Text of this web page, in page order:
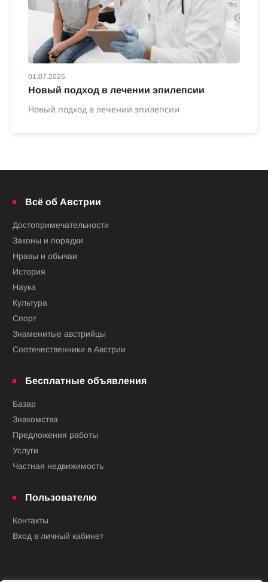
01.07.2025
Новый подход в лечении эпилепсии
Новый подход в лечении эпилепсии
Всё об Австрии
Достопримечательности
Законы и порядки
Нравы и обычаи
История
Наука
Культура
Спорт
Знаменитые австрийцы
Соотечественники в Австрии
Бесплатные объявления
Базар
Знакомства
Предложения работы
Услуги
Частная недвижимость
Пользователю
Контакты
Вход в личный кабинет